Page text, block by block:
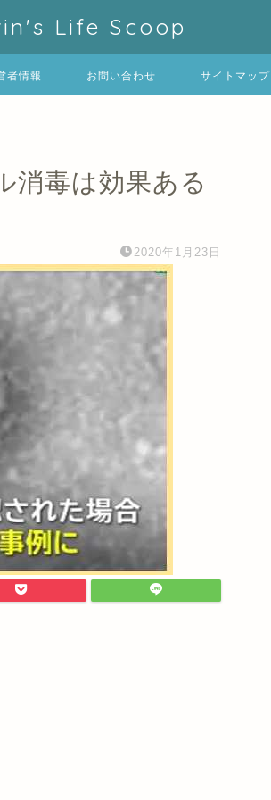
Life Scoop
者情報 お問い合わせ サイトマップ
消毒は効果ある
2020年1月23日